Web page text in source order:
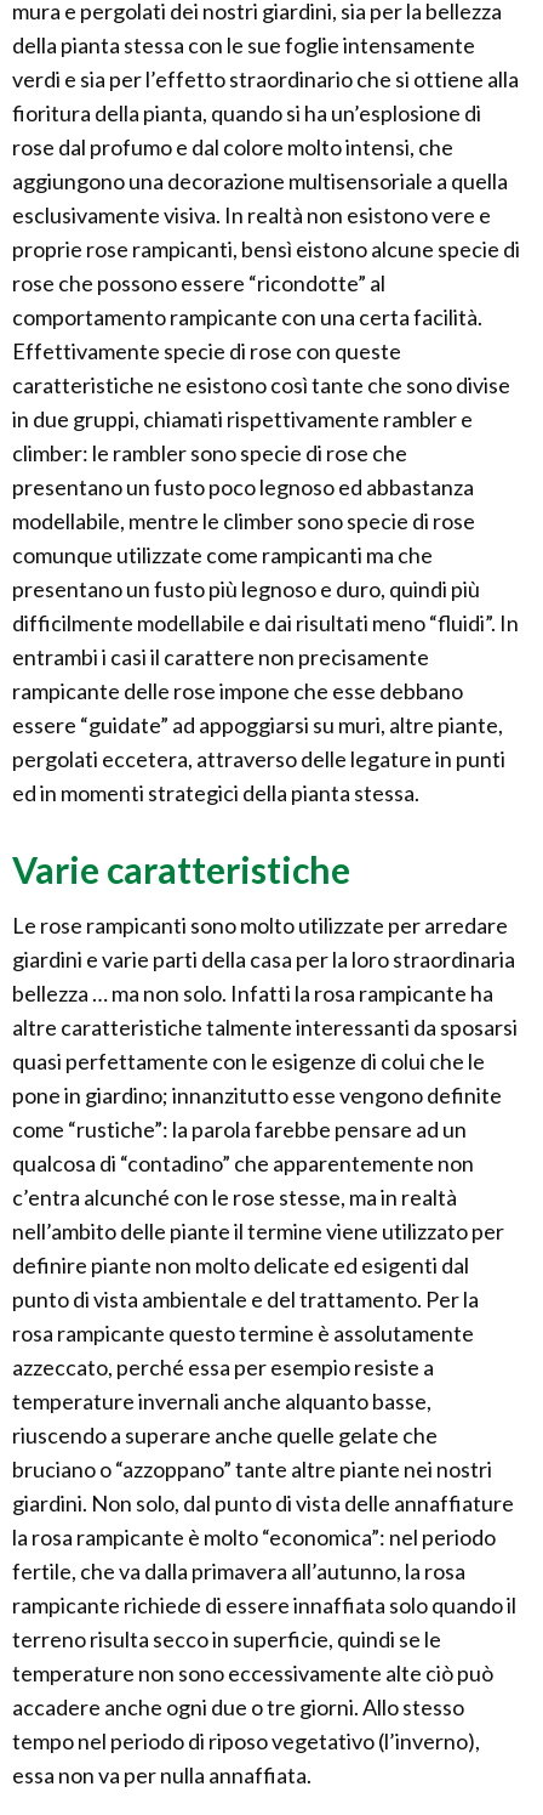
mura e pergolati dei nostri giardini, sia per la bellezza
della pianta stessa con le sue foglie intensamente
verdi e sia per l’effetto straordinario che si ottiene alla
fioritura della pianta, quando si ha un’esplosione di
rose dal profumo e dal colore molto intensi, che
aggiungono una decorazione multisensoriale a quella
esclusivamente visiva. In realtà non esistono vere e
proprie rose rampicanti, bensì eistono alcune specie di
rose che possono essere “ricondotte” al
comportamento rampicante con una certa facilità.
Effettivamente specie di rose con queste
caratteristiche ne esistono così tante che sono divise
in due gruppi, chiamati rispettivamente rambler e
climber: le rambler sono specie di rose che
presentano un fusto poco legnoso ed abbastanza
modellabile, mentre le climber sono specie di rose
comunque utilizzate come rampicanti ma che
presentano un fusto più legnoso e duro, quindi più
difficilmente modellabile e dai risultati meno “fluidi”. In
entrambi i casi il carattere non precisamente
rampicante delle rose impone che esse debbano
essere “guidate” ad appoggiarsi su muri, altre piante,
pergolati eccetera, attraverso delle legature in punti
ed in momenti strategici della pianta stessa.
Varie caratteristiche
Le rose rampicanti sono molto utilizzate per arredare
giardini e varie parti della casa per la loro straordinaria
bellezza … ma non solo. Infatti la rosa rampicante ha
altre caratteristiche talmente interessanti da sposarsi
quasi perfettamente con le esigenze di colui che le
pone in giardino; innanzitutto esse vengono definite
come “rustiche”: la parola farebbe pensare ad un
qualcosa di “contadino” che apparentemente non
c’entra alcunché con le rose stesse, ma in realtà
nell’ambito delle piante il termine viene utilizzato per
definire piante non molto delicate ed esigenti dal
punto di vista ambientale e del trattamento. Per la
rosa rampicante questo termine è assolutamente
azzeccato, perché essa per esempio resiste a
temperature invernali anche alquanto basse,
riuscendo a superare anche quelle gelate che
bruciano o “azzoppano” tante altre piante nei nostri
giardini. Non solo, dal punto di vista delle annaffiature
la rosa rampicante è molto “economica”: nel periodo
fertile, che va dalla primavera all’autunno, la rosa
rampicante richiede di essere innaffiata solo quando il
terreno risulta secco in superficie, quindi se le
temperature non sono eccessivamente alte ciò può
accadere anche ogni due o tre giorni. Allo stesso
tempo nel periodo di riposo vegetativo (l’inverno),
essa non va per nulla annaffiata.